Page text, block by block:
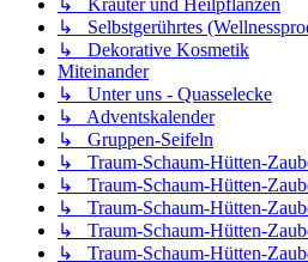
↳ Selbstgerührtes
↳ Dekorative Kosmetik
Miteinander
↳ Unter uns - Quasselecke
↳ Adventskalender
↳ Gruppen-Seifeln
↳ Traum-Schaum-Hütten-
↳ Traum-Schaum-Hütten-
↳ Traum-Schaum-Hütten-
↳ Traum-Schaum-Hütten-
↳ Traum-Schaum-Hütten-